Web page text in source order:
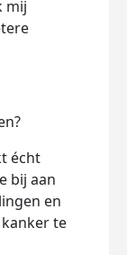
mij
écht
bij aan
en
te